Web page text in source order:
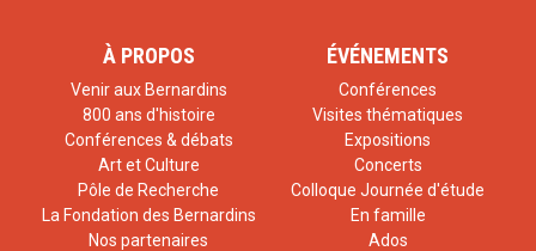
À PROPOS
Venir aux Bernardins
800 ans d'histoire
Conférences & débats
Art et Culture
Pôle de Recherche
La Fondation des Bernardins
Nos partenaires
ÉVÉNEMENTS
Conférences
Visites thématiques
Expositions
Concerts
Colloque Journée d'étude
En famille
Ados